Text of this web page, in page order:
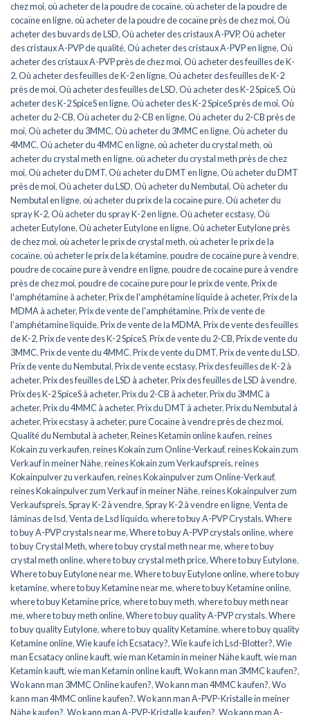
chez moi,où acheter de la poudre de cocaïne,où acheter de la poudre de
cocaïne en ligne,où acheter de la poudre de cocaïne près de chez moi,Où
acheter des buvards de LSD,Où acheter des cristaux A-PVP,Où acheter
des cristaux A-PVP de qualité,Où acheter des cristaux A-PVP en ligne,Où
acheter des cristaux A-PVP près de chez moi,Où acheter des feuilles de K-
2,Où acheter des feuilles de K-2 en ligne,Où acheter des feuilles de K-2
près de moi,Où acheter des feuilles de LSD,Où acheter des K-2 SpiceS,Où
acheter des K-2 SpiceS en ligne,Où acheter des K-2 SpiceS près de moi,Où
acheter du 2-CB,Où acheter du 2-CB en ligne,Où acheter du 2-CB près de
moi,Où acheter du 3MMC,Où acheter du 3MMC en ligne,Où acheter du
4MMC,Où acheter du 4MMC en ligne,où acheter du crystal meth,où
acheter du crystal meth en ligne,où acheter du crystal meth près de chez
moi,Où acheter du DMT,Où acheter du DMT en ligne,Où acheter du DMT
près de moi,Où acheter du LSD,Où acheter du Nembutal,Où acheter du
Nembutal en ligne,où acheter du prix de la cocaïne pure,Où acheter du
spray K-2,Où acheter du spray K-2 en ligne,Où acheter ecstasy,Où
acheter Eutylone,Où acheter Eutylone en ligne,Où acheter Eutylone près
de chez moi,où acheter le prix de crystal meth,où acheter le prix de la
cocaïne,où acheter le prix de la kétamine,poudre de cocaïne pure à vendre,
poudre de cocaïne pure à vendre en ligne,poudre de cocaïne pure à vendre
près de chez moi,poudre de cocaïne pure pour le prix de vente,Prix de
l'amphétamine à acheter,Prix de l'amphétamine liquide à acheter,Prix de la
MDMA à acheter,Prix de vente de l'amphétamine,Prix de vente de
l'amphétamine liquide,Prix de vente de la MDMA,Prix de vente des feuilles
de K-2,Prix de vente des K-2 SpiceS,Prix de vente du 2-CB,Prix de vente du
3MMC,Prix de vente du 4MMC,Prix de vente du DMT,Prix de vente du LSD,
Prix de vente du Nembutal,Prix de vente ecstasy,Prix des feuilles de K-2 à
acheter,Prix des feuilles de LSD à acheter,Prix des feuilles de LSD à vendre,
Prix des K-2 SpiceS à acheter,Prix du 2-CB à acheter,Prix du 3MMC à
acheter,Prix du 4MMC à acheter,Prix du DMT à acheter,Prix du Nembutal à
acheter,Prix ecstasy à acheter,pure Cocaïne à vendre près de chez moi,
Qualité du Nembutal à acheter,Reines Ketamin online kaufen,reines
Kokain zu verkaufen,reines Kokain zum Online-Verkauf,reines Kokain zum
Verkauf in meiner Nähe,reines Kokain zum Verkaufspreis,reines
Kokainpulver zu verkaufen,reines Kokainpulver zum Online-Verkauf,
reines Kokainpulver zum Verkauf in meiner Nähe,reines Kokainpulver zum
Verkaufspreis,Spray K-2 à vendre,Spray K-2 à vendre en ligne,Venta de
láminas de lsd,Venta de Lsd líquido,where to buy A-PVP Crystals,Where
to buy A-PVP crystals near me,Where to buy A-PVP crystals online,where
to buy Crystal Meth,where to buy crystal meth near me,where to buy
crystal meth online,where to buy crystal meth price,Where to buy Eutylone,
Where to buy Eutylone near me,Where to buy Eutylone online,where to buy
ketamine,where to buy Ketamine near me,where to buy Ketamine online,
where to buy Ketamine price,where to buy meth,where to buy meth near
me,where to buy meth online,Where to buy quality A-PVP crystals,Where
to buy quality Eutylone,where to buy quality Ketamine,where to buy quality
Ketamine online,Wie kaufe ich Ecsatacy?,Wie kaufe ich Lsd-Blotter?,Wie
man Ecsatacy online kauft,wie man Ketamin in meiner Nähe kauft,wie man
Ketamin kauft,wie man Ketamin online kauft,Wo kann man 3MMC kaufen?,
Wo kann man 3MMC Online kaufen?,Wo kann man 4MMC kaufen?,Wo
kann man 4MMC online kaufen?,Wo kann man A-PVP-Kristalle in meiner
Nähe kaufen?,Wo kann man A-PVP-Kristalle kaufen?,Wo kann man A-